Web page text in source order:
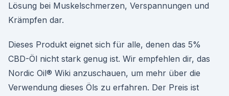
Lösung bei Muskelschmerzen, Verspannungen und
Krämpfen dar.
Dieses Produkt eignet sich für alle, denen das 5%
CBD-Öl nicht stark genug ist. Wir empfehlen dir, das
Nordic Oil® Wiki anzuschauen, um mehr über die
Verwendung dieses Öls zu erfahren. Der Preis ist